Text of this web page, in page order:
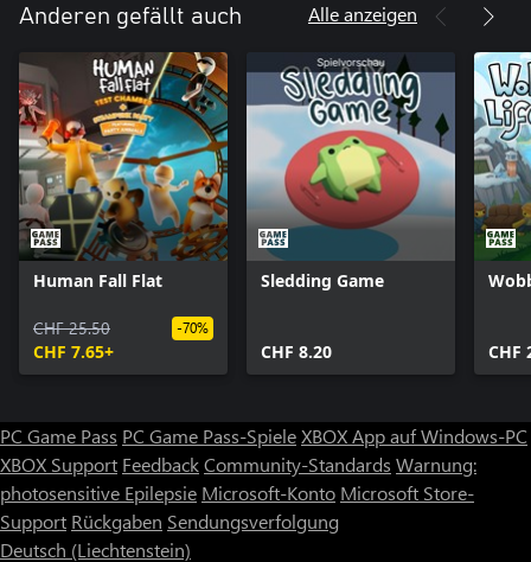
Anderen gefällt auch Alle anzeigen
Human Fall Flat
CHF 25.50
CHF 7.65+
-70%
Sledding Game
CHF 8.20 CHF
PC Game Pass PC Game Pass-SpieleXBOX App auf Windows-PC
XBOX Support FeedbackCommunity-Standards Warnung:
photosensitive Epilepsie Microsoft-Konto Microsoft Store-
Support Rückgaben Sendungsverfolgung
Deutsch (Liechtenstein)